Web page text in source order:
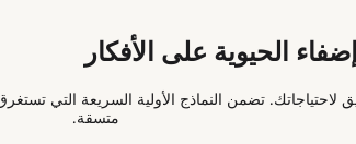
الحيوية على الأفكار
متسقة.